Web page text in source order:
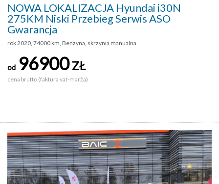
NOWA LOKALIZACJA Hyundai i30N
275KM Niski Przebieg Serwis ASO
Gwarancja
rok 2020, 74000 km, Benzyna, skrzynia manualna
od 96900ZŁ
cena brutto (faktura vat-marża)